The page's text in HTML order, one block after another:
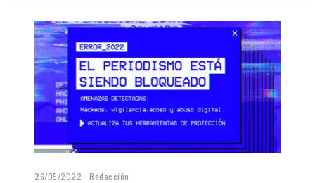
26/05/2022 Redacción